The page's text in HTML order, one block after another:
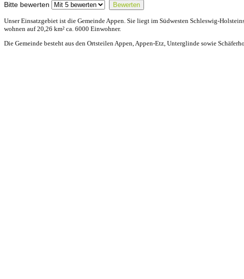
Bitte bewerten
Unser Einsatzgebiet ist die Gemeinde Appen. Sie liegt im Südwesten Schleswig-
wohnen auf 20,26 km² ca. 6000 Einwohner.
Die Gemeinde besteht aus den Ortsteilen Appen, Appen-Etz, Unterglinde sowie